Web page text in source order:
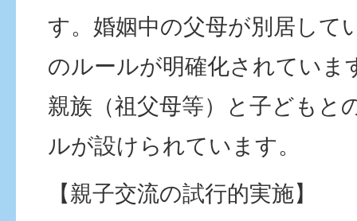
す。婚姻中の父母が別居して
のルールが明確化されていま
親族（祖父母等）と子どもと
ルが設けられています。
【親子交流の試行的実施】